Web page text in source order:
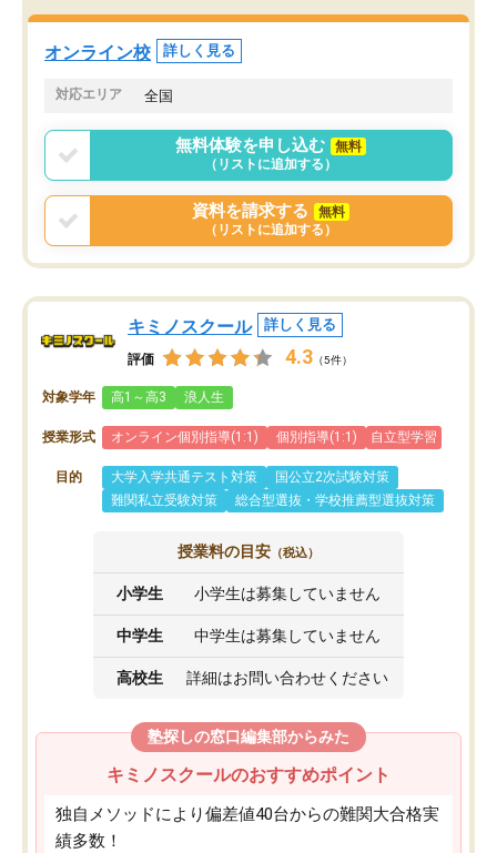
オンラインツールを使用した単語帳の
共有があり宿題もそちらで出される形
でした。
言う事で講師変更の申し出があり、あ
まりに短期での変更だった為、塾に通
う事にして退会しました。遅れも取り
戻せ、授業内容や講師の方は良かった
と思います。
くなってきたようなので
オンライン校 詳しく見る
対応エリア 全国
無料体験を申し込む
無料
（リストに追加する）
資料を請求する
無料
（リストに追加する）
キミノスクール 詳しく見る
評価 4.3 （5件）
対象学年 高1～高3 浪人生
授業形式 オンライン個別指導(1:1) 個別指導(1:1) 自立型学習
目的 大学入学共通テスト対策
国公立2次試験対策
難関私立受験対策
総合型選抜・学校推薦型選抜対策
授業料の目安 （税込）
小学生 小学生は募集していません
中学生 中学生は募集していません
高校生 詳細はお問い合わせください
塾探しの窓口編集部からみた
キミノスクールのおすすめポイント
独自メソッドにより偏差値40台からの難関大合格実
績多数！